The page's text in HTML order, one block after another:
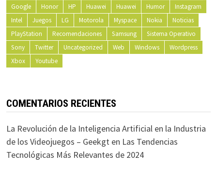
Google
Honor HP Huawei Huawei Humor
Instagram
Intel
Juegos LG Motorola Myspace Nokia
Noticias
PlayStation
Recomendaciones Samsung
Sistema Operativo
Sony
Twitter Uncategorized Web Windows
Wordpress
Xbox
Youtube
COMENTARIOS RECIENTES
La Revolución de la Inteligencia Artificial en la Industria
de los Videojuegos – Geekgten Las Tendencias
Tecnológicas Más Relevantes de 2024